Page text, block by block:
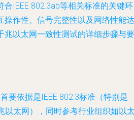
IEEE 802.3ab等相关标准的关键环
操作性、信号完整性以及网络性能达
兆以太网一致性测试的详细步骤与要
首要依据是IEEE 802.3标准（特别是
以太网），同时参考行业组织如以